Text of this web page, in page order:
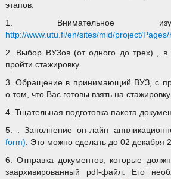
этапов:
1. Внимательное
http://www.utu.fi/en/sites/mid/project/
2. Выбор ВУЗов (от одного до трех) , в
пройти стажировку.
3. Обращение в принимающий ВУЗ, с
о том, что Вас готовы взять на стажировку
4. Тщательная подготовка пакета
5. . Заполнение он-лайн
form). Это можно сделать до 02 декабря
6. Отправка документов, которые
заархивированный pdf-файл. Его